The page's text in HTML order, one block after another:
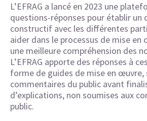
L’EFRAG a lancé en 2023 une
questions-réponses pour établir un
constructif avec les différentes
aider dans le processus de mise
une meilleure compréhension des
L’EFRAG apporte des réponses à
forme de guides de mise en œuvre,
commentaires du public avant
d’explications, non soumises aux
public.